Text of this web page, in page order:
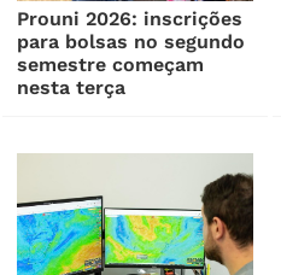
Prouni 2026: inscrições
para bolsas no segundo
semestre começam
nesta terça